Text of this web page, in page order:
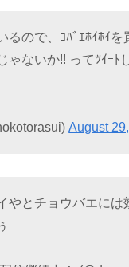
るので、ｺﾊﾞｴﾎｲﾎｲ
ゃないか!! ってﾂｲｰﾄ
August
やとチョウバエには